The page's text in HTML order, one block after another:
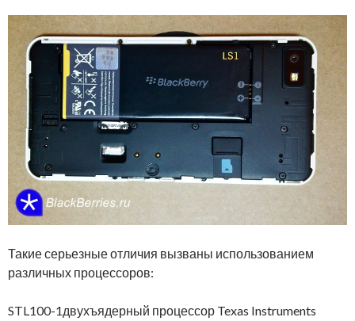
Такие серьезные отличия вызваны использованием
различных процессоров:
STL100-1двухъядерный процессор Texas Instruments